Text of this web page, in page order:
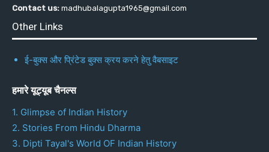
Contact us: madhubalagupta1965@gmail.com
Other Links
ई-बुक्स और प्रिंटेड बुक्स क्रय करने हेतु वैबसाइट
हमारे यूट्यूब चैनल्स
1. Glimpse of Indian History
2. Stories From Hindu Dharma
3. Dipti Tayal's World OF Indian History